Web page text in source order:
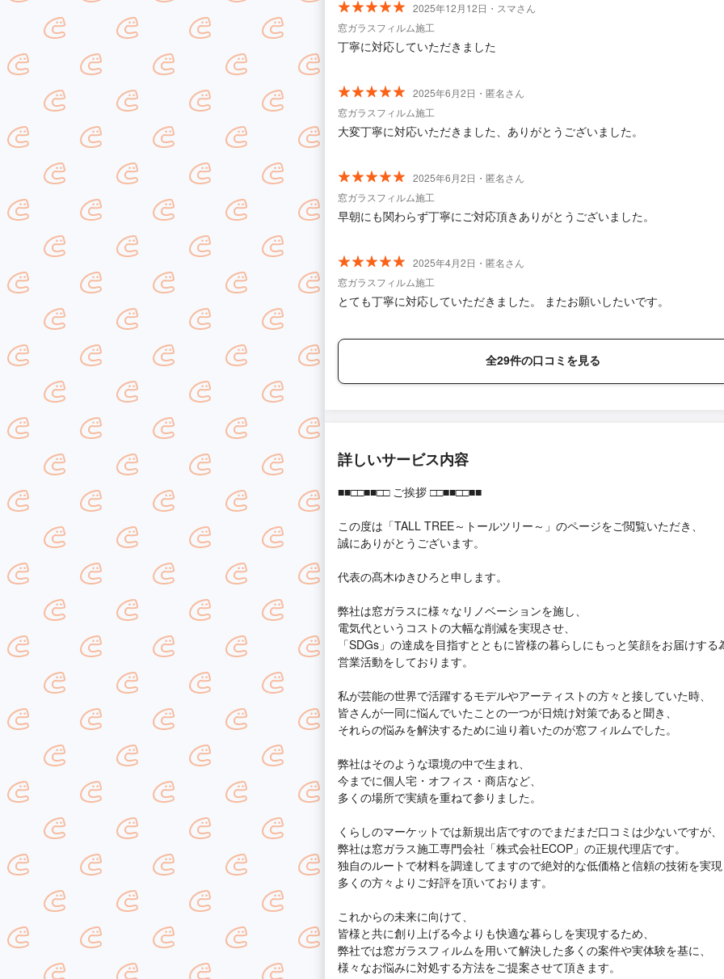
2025年12月12日・スマさん
窓ガラスフィルム施工
丁寧に対応していただきました
2025年6月2日・匿名さん
窓ガラスフィルム施工
大変丁寧に対応いただきました、ありがとうございました。
2025年6月2日・匿名さん
窓ガラスフィルム施工
早朝にも関わらず丁寧にご対応頂きありがとうございました。
2025年4月2日・匿名さん
窓ガラスフィルム施工
とても丁寧に対応していただきました。 またお願いしたいです。
全29件の口コミを見る
詳しいサービス内容
■■□□■■□□ ご挨拶 □□■■□□■■
この度は「TALL TREE～トールツリー～」のページをご閲覧いただき、
誠にありがとうございます。
代表の髙木ゆきひろと申します。
弊社は窓ガラスに様々なリノベーションを施し、
電気代というコストの大幅な削減を実現させ、
「SDGs」の達成を目指すとともに皆様の暮らしにもっと笑顔をお届けする
営業活動をしております。
私が芸能の世界で活躍するモデルやアーティストの方々と接していた時、
皆さんが一同に悩んでいたことの一つが日焼け対策であると聞き、
それらの悩みを解決するために辿り着いたのが窓フィルムでした。
弊社はそのような環境の中で生まれ、
今までに個人宅・オフィス・商店など、
多くの場所で実績を重ねて参りました。
くらしのマーケットでは新規出店ですのでまだまだ口コミは少ないですが、
弊社は窓ガラス施工専門会社「株式会社ECOP」の正規代理店です。
独自のルートで材料を調達してますので絶対的な低価格と信頼の技術を実
多くの方々よりご好評を頂いております。
これからの未来に向けて、
皆様と共に創り上げる今よりも快適な暮らしを実現するため、
弊社では窓ガラスフィルムを用いて解決した多くの案件や実体験を基に、
様々なお悩みに対処する方法をご提案させて頂きます。